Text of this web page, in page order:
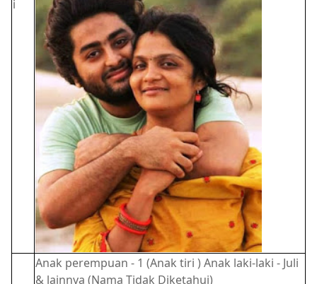
i
Anak perempuan - 1 (Anak tiri ) Anak laki-laki - Juli
& lainnya (Nama Tidak Diketahui)